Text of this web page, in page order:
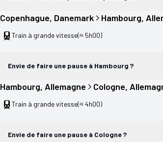
Copenhague, Danemark Hambourg,
Train à grande vitesse(≈ 5h00)
Envie de faire une pause à Hambourg ?
Hambourg, Allemagne Cologne,
Train à grande vitesse(≈ 4h00)
Envie de faire une pause à Cologne ?